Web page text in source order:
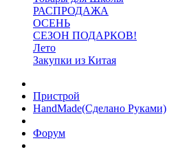
РАСПРОДАЖА
ОСЕНЬ
СЕЗОН ПОДАРКОВ!
Лето
Закупки из Китая
Пристрой
HandMade(Сделано Руками)
Форум